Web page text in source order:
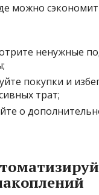
можно
ненужные
покупки и
трат;
о